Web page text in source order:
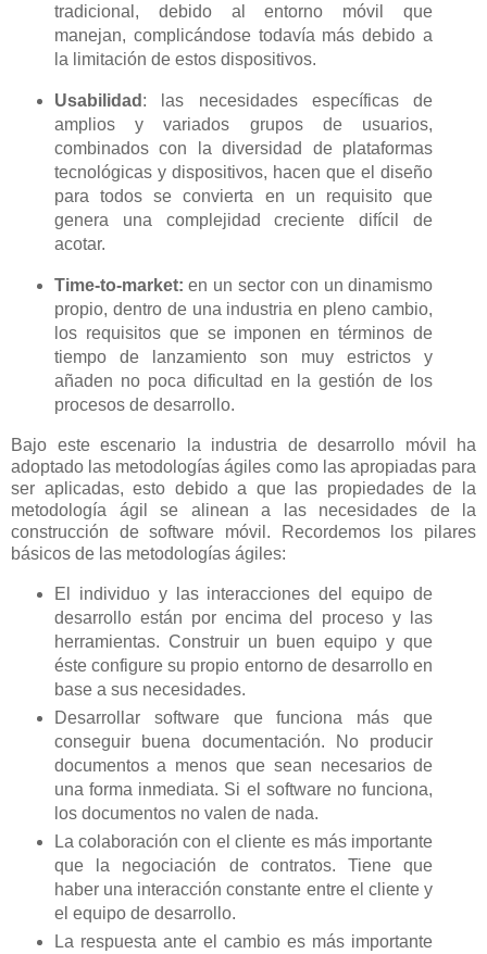
tradicional, debido al entorno móvil que
manejan, complicándose todavía más debido a
la limitación de estos dispositivos.
Usabilidad : las necesidades específicas de
amplios y variados grupos de usuarios,
combinados con la diversidad de plataformas
tecnológicas y dispositivos, hacen que el diseño
para todos se convierta en un requisito que
genera una complejidad creciente difícil de
acotar.
Time-to-market: en un sector con un dinamismo
propio, dentro de una industria en pleno cambio,
los requisitos que se imponen en términos de
tiempo de lanzamiento son muy estrictos y
añaden no poca dificultad en la gestión de los
procesos de desarrollo.
Bajo este escenario la industria de desarrollo móvil ha
adoptado las metodologías ágiles como las apropiadas para
ser aplicadas, esto debido a que las propiedades de la
metodología ágil se alinean a las necesidades de la
construcción de software móvil. Recordemos los pilares
básicos de las metodologías ágiles:
El individuo y las interacciones del equipo de
desarrollo están por encima del proceso y las
herramientas. Construir un buen equipo y que
éste configure su propio entorno de desarrollo en
base a sus necesidades.
Desarrollar software que funciona más que
conseguir buena documentación. No producir
documentos a menos que sean necesarios de
una forma inmediata. Si el software no funciona,
los documentos no valen de nada.
La colaboración con el cliente es más importante
que la negociación de contratos. Tiene que
haber una interacción constante entre el cliente y
el equipo de desarrollo.
La respuesta ante el cambio es más importante